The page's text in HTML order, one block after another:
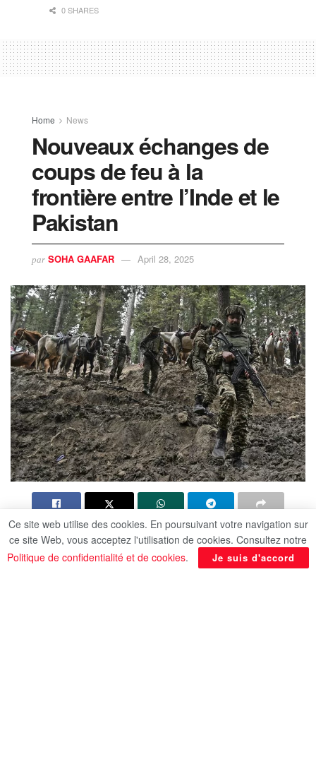
0 SHARES
Home News
Nouveaux échanges de
coups de feu à la
frontière entre l’Inde et le
Pakistan
par SOHA GAAFAR April 28, 2025
La tension reste vive dimanche entre l’Inde et le
Pakistan, dont les soldats ont échangé des coups
Ce site web utilise des cookies. En poursuivant votre navigation sur
ce site Web, vous acceptez l'utilisation de cookies. Consultez notre
Politique de confidentialité et de cookies. Je suis d'accord